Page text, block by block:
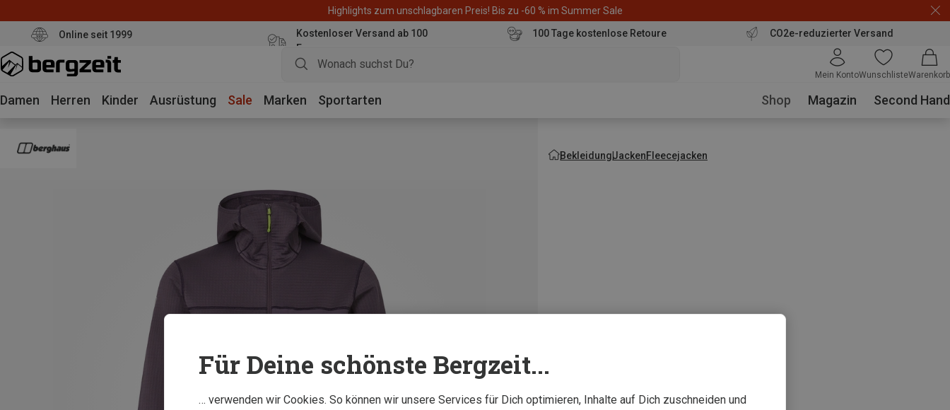
Highlights zum unschlagbaren Preis! Bis zu -60 % im Summer Sale
Online seit 1999
Kostenloser Versand ab 100
Euro
100 Tage kostenlose Retoure CO2e-reduzierter Versand
Mein KontoWunschlisteWarenkorb
Damen Herren Kinder Ausrüstung Sale Marken Sportarten Shop Magazin Second Hand
BekleidungJackenFleecejacken
Für Deine schönste Bergzeit...
… verwenden wir Cookies. So können wir unsere Services für Dich optimieren, Inhalte auf Dich zuschneiden und